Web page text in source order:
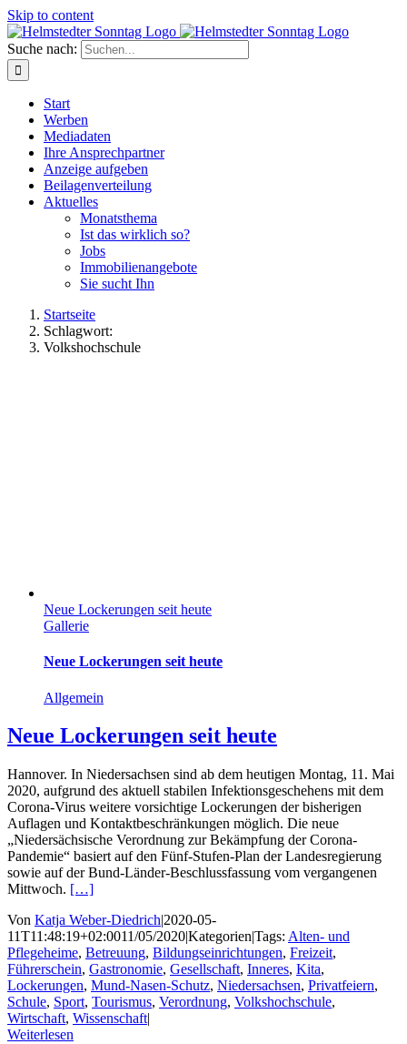
Skip to content
Suche nach:
Start
Werben
Mediadaten
Ihre Ansprechpartner
Anzeige aufgeben
Beilagenverteilung
Aktuelles
Monatsthema
Ist das wirklich so?
Jobs
Immobilienangebote
Sie sucht Ihn
Startseite
Schlagwort:
Volkshochschule
Neue Lockerungen seit heute
Gallerie
Neue Lockerungen seit heute
Allgemein
Neue Lockerungen seit heute
Hannover. In Niedersachsen sind ab dem heutigen Montag, 11. Mai
2020, aufgrund des aktuell stabilen Infektionsgeschehens mit dem
Corona-Virus weitere vorsichtige Lockerungen der bisherigen
Auflagen und Kontaktbeschränkungen möglich. Die neue
„Niedersächsische Verordnung zur Bekämpfung der Corona-
Pandemie“ basiert auf den Fünf-Stufen-Plan der Landesregierung
sowie auf der Bund-Länder-Beschlussfassung vom vergangenen
Mittwoch. […]
Von Katja Weber-Diedrich|2020-05-
11T11:48:19+02:0011/05/2020|Kategorien|Tags: Alten- und
Pflegeheime, Betreuung, Bildungseinrichtungen, Freizeit,
Führerschein, Gastronomie, Gesellschaft, Inneres, Kita,
Lockerungen, Mund-Nasen-Schutz, Niedersachsen, Privatfeiern,
Schule, Sport, Tourismus, Verordnung, Volkshochschule,
Wirtschaft, Wissenschaft|
Weiterlesen